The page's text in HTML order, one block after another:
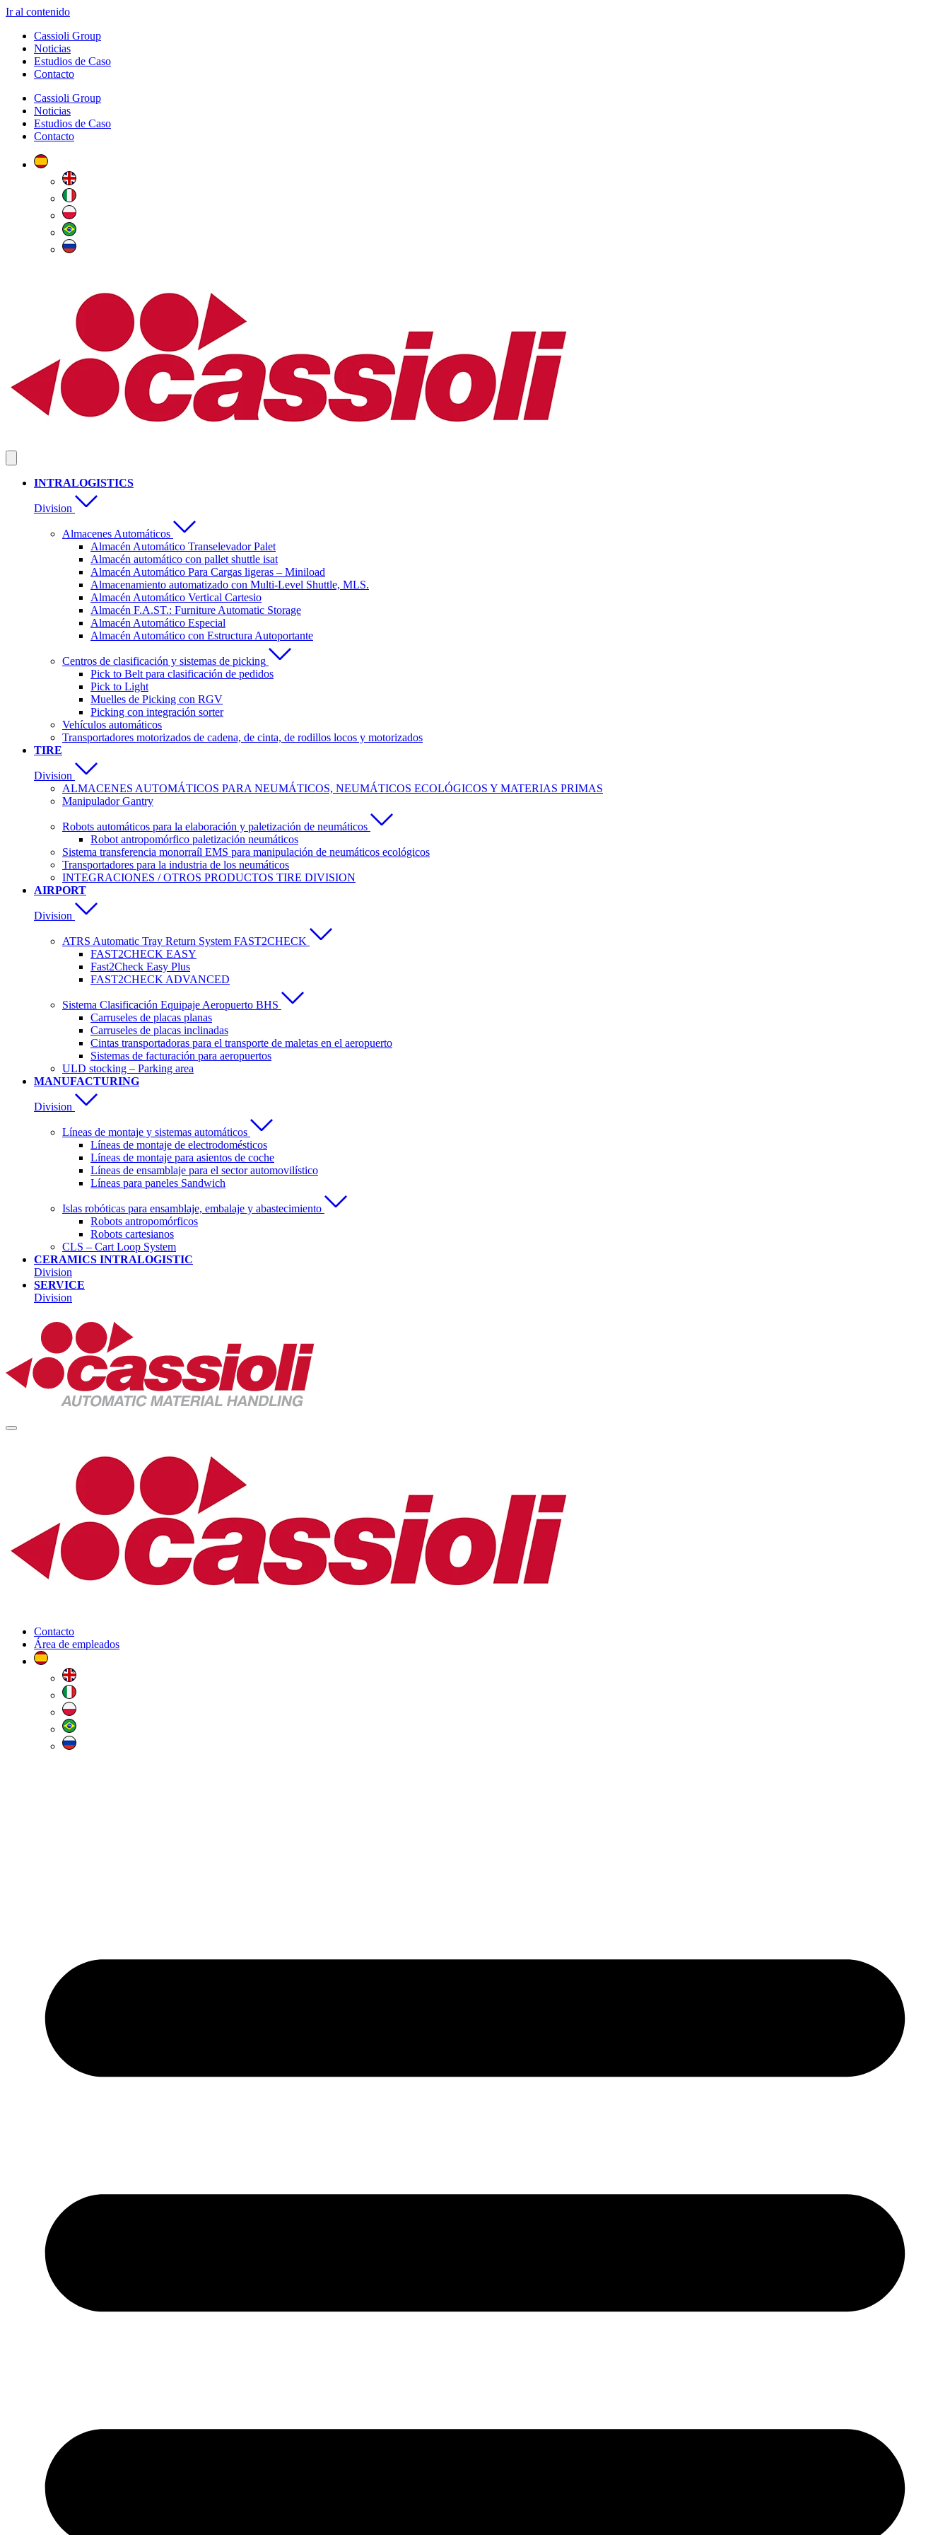
Ir al contenido
Cassioli Group
Noticias
Estudios de Caso
Contacto
Cassioli Group
Noticias
Estudios de Caso
Contacto
INTRALOGISTICS
Division
Almacenes Automáticos
Almacén Automático Transelevador Palet
Almacén automático con pallet shuttle isat
Almacén Automático Para Cargas ligeras – Miniload
Almacenamiento automatizado con Multi-Level Shuttle, MLS.
Almacén Automático Vertical Cartesio
Almacén F.A.ST.: Furniture Automatic Storage
Almacén Automático Especial
Almacén Automático con Estructura Autoportante
Centros de clasificación y sistemas de picking
Pick to Belt para clasificación de pedidos
Pick to Light
Muelles de Picking con RGV
Picking con integración sorter
Vehículos automáticos
Transportadores motorizados de cadena, de cinta, de rodillos locos y motorizados
TIRE
Division
ALMACENES AUTOMÁTICOS PARA NEUMÁTICOS, NEUMÁTICOS ECOLÓGICOS Y MATERIAS PRIMAS
Manipulador Gantry
Robots automáticos para la elaboración y paletización de neumáticos
Robot antropomórfico paletización neumáticos
Sistema transferencia monorraíl EMS para manipulación de neumáticos ecológicos
Transportadores para la industria de los neumáticos
INTEGRACIONES / OTROS PRODUCTOS TIRE DIVISION
AIRPORT
Division
ATRS Automatic Tray Return System FAST2CHECK
FAST2CHECK EASY
Fast2Check Easy Plus
FAST2CHECK ADVANCED
Sistema Clasificación Equipaje Aeropuerto BHS
Carruseles de placas planas
Carruseles de placas inclinadas
Cintas transportadoras para el transporte de maletas en el aeropuerto
Sistemas de facturación para aeropuertos
ULD stocking – Parking area
MANUFACTURING
Division
Líneas de montaje y sistemas automáticos
Líneas de montaje de electrodomésticos
Líneas de montaje para asientos de coche
Líneas de ensamblaje para el sector automovilístico
Líneas para paneles Sandwich
Islas robóticas para ensamblaje, embalaje y abastecimiento
Robots antropomórficos
Robots cartesianos
CLS – Cart Loop System
CERAMICS INTRALOGISTIC
Division
SERVICE
Division
Contacto
Área de empleados